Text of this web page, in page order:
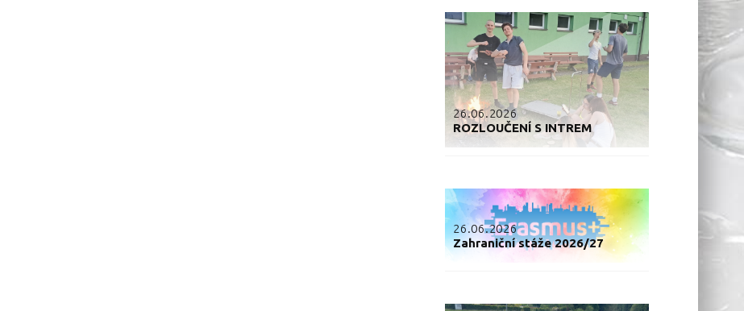
26.06.2026
ROZLOUČENÍ S INTREM
26.06.2026
Zahraniční stáže 2026/27